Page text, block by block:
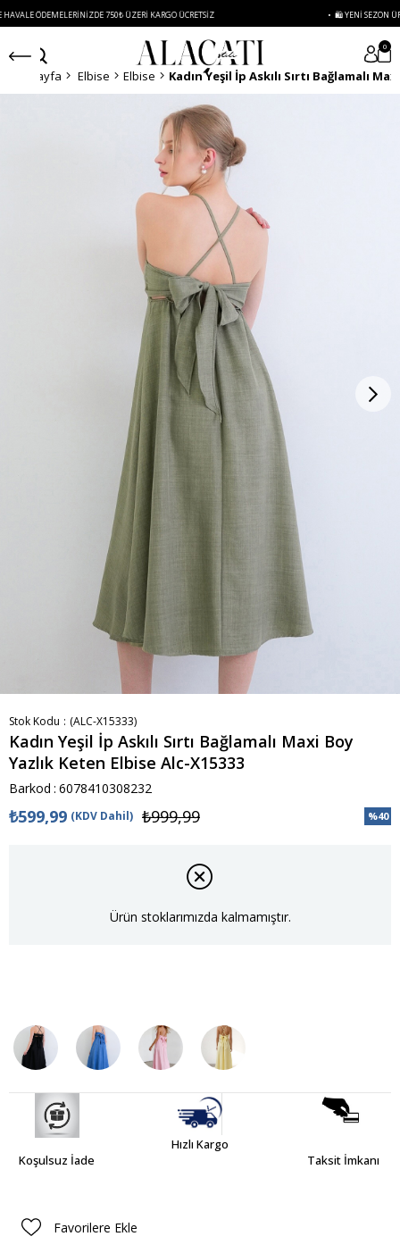
750₺ ÜZERI KARGO ÜCRETSIZ • 🛍️ YENI SEZON
0
Anasayfa Elbise Elbise
Stok Kodu (ALC-X15333)
Kadın Yeşil İp Askılı Sırtı Bağlamalı Maxi Boy
Yazlık Keten Elbise Alc-X15333
Barkod : 6078410308232
%40
₺999,99
₺599,99 (KDV Dahil)
Ürün stoklarımızda kalmamıştır.
Koşulsuz İade
Hızlı Kargo
Taksit İmkanı
Favorilere Ekle